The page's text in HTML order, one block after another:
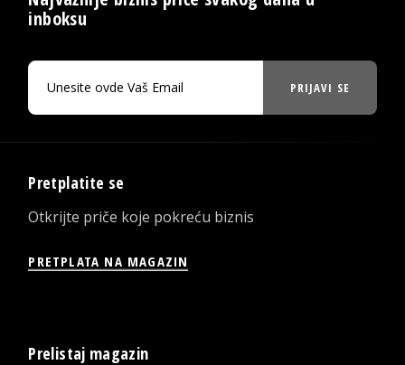
inboksu
PRIJAVI SE
Pretplatite se
Otkrijte priče koje pokreću biznis
PRETPLATA NA MAGAZIN
Prelistaj magazin